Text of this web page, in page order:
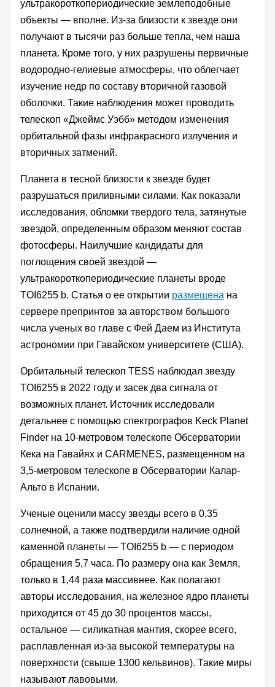
ультракороткопериодические землеподобные
объекты — вполне. Из-за близости к звезде они
получают в тысячи раз больше тепла, чем наша
планета. Кроме того, у них разрушены первичные
водородно-гелиевые атмосферы, что облегчает
изучение недр по составу вторичной газовой
оболочки. Такие наблюдения может проводить
телескоп «Джеймс Уэбб» методом изменения
орбитальной фазы инфракрасного излучения и
вторичных затмений.
Планета в тесной близости к звезде будет
разрушаться приливными силами. Как показали
исследования, обломки твердого тела, затянутые
звездой, определенным образом меняют состав
фотосферы. Наилучшие кандидаты для
поглощения своей звездой —
ультракороткопериодические планеты вроде
TOI6255 b. Статья о ее открытии размещена на
сервере препринтов за авторством большого
числа ученых во главе с Фей Даем из Института
астрономии при Гавайском университете (США).
Орбитальный телескоп TESS наблюдал звезду
TOI6255 в 2022 году и засек два сигнала от
возможных планет. Источник исследовали
детальнее с помощью спектрографов Keck Planet
Finder на 10-метровом телескопе Обсерватории
Кека на Гавайях и CARMENES, размещенном на
3,5-метровом телескопе в Обсерватории Калар-
Альто в Испании.
Ученые оценили массу звезды всего в 0,35
солнечной, а также подтвердили наличие одной
каменной планеты — TOI6255 b — с периодом
обращения 5,7 часа. По размеру она как Земля,
только в 1,44 раза массивнее. Как полагают
авторы исследования, на железное ядро планеты
приходится от 45 до 30 процентов массы,
остальное — силикатная мантия, скорее всего,
расплавленная из-за высокой температуры на
поверхности (свыше 1300 кельвинов). Такие миры
называют лавовыми.